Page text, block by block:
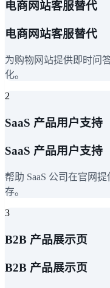
电商网站客服替代
电商网站客服替代
为购物网站提供即时问
化。
2
SaaS 产品用户支持
SaaS 产品用户支持
帮助 SaaS 公司在官网
存。
3
B2B 产品展示页
B2B 产品展示页